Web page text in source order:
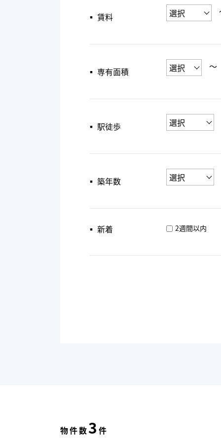
▪︎ 賃料
▪︎ 専有面積 〜
▪︎ 駅徒歩
▪︎ 築年数
▪︎ 新着 2週間以内
物件数3 件